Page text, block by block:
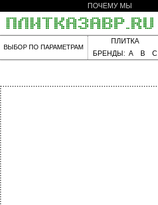
ПОЧЕМУ МЫ
ВЫБОР ПО ПАРАМЕТРАМ
ПЛИТКА
БРЕНДЫ: A B C